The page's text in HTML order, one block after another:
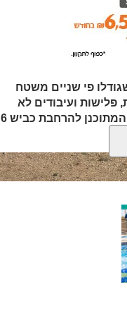
פי שניים משטח
פלישות ועיבודים לא
מורשים בנגב. המהלך נועד גם להגן על התוואי המתוכנן להרחבת כביש 6